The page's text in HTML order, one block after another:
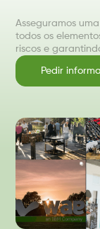
Asseguramos
todos os
riscos e
Pedir